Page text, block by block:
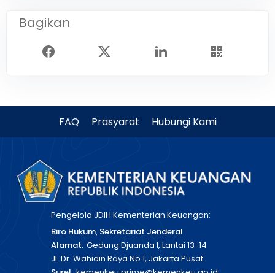
Bagikan
FAQ Prasyarat Hubungi Kami
Pengelola JDIH Kementerian Keuangan:
Biro Hukum, Sekretariat Jenderal
Alamat: Gedung Djuanda I, Lantai 13-14
Jl. Dr. Wahidin Raya No 1, Jakarta Pusat